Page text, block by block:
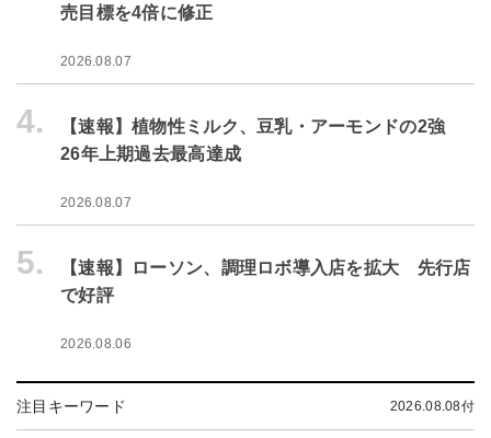
売目標を4倍に修正
2026.08.07
4.
【速報】植物性ミルク、豆乳・アーモンドの2強
26年上期過去最高達成
2026.08.07
5.
【速報】ローソン、調理ロボ導入店を拡大 先行店
で好評
2026.08.06
注目キーワード 2026.08.08付